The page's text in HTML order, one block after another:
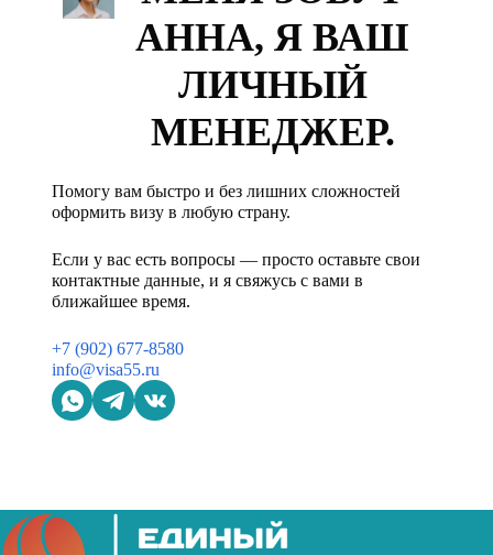
АННА, Я ВАШ
ЛИЧНЫЙ
МЕНЕДЖЕР.
Помогу вам быстро и без лишних сложностей
оформить визу в любую страну.
Если у вас есть вопросы — просто оставьте свои
контактные данные, и я свяжусь с вами в
ближайшее время.
+7 (902) 677-8580
info@visa55.ru